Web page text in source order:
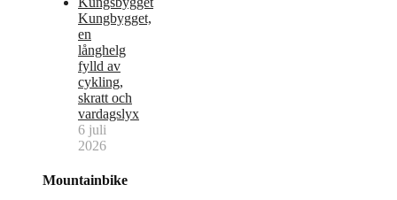
Kungbygget,
en
långhelg
fylld av
cykling,
skratt och
vardagslyx
6 juli
2026
Mountainbike